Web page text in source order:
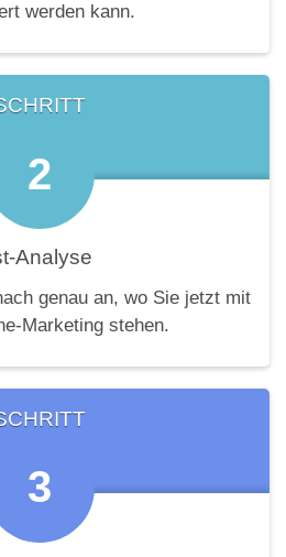
werden kann.
2
Analyse
genau an, wo Sie jetzt mit
Marketing stehen.
3